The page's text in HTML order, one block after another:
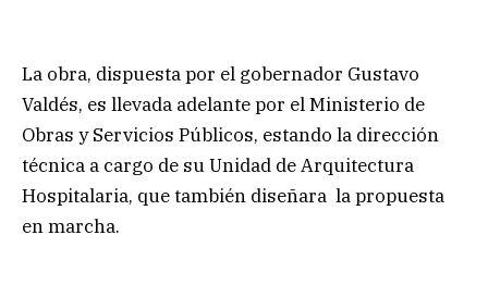
La obra, dispuesta por el gobernador Gustavo
Valdés, es llevada adelante por el Ministerio de
Obras y Servicios Públicos, estando la dirección
técnica a cargo de su Unidad de Arquitectura
Hospitalaria, que también diseñara la propuesta
en marcha.